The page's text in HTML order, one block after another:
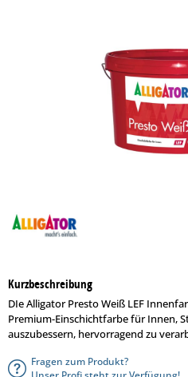
Kurzbeschreibung
DIe Alligator Presto Weiß LEF
Premium-Einschichtfarbe für Innen,
auszubessern, hervorragend zu
Fragen zum Produkt?